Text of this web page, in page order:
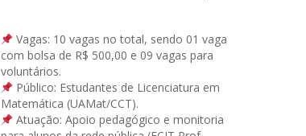
Vagas: 10 vagas no total, sendo 01 vaga
com bolsa de R$ 500,00 e 09 vagas para
voluntários.
Público: Estudantes de Licenciatura em
Matemática (UAMat/CCT).
Atuação: Apoio pedagógico e monitoria